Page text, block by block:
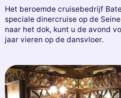
Het beroemde cruisebedrijf
speciale dinercruise op de
naar het dok, kunt u de avond
jaar vieren op de dansvloer.